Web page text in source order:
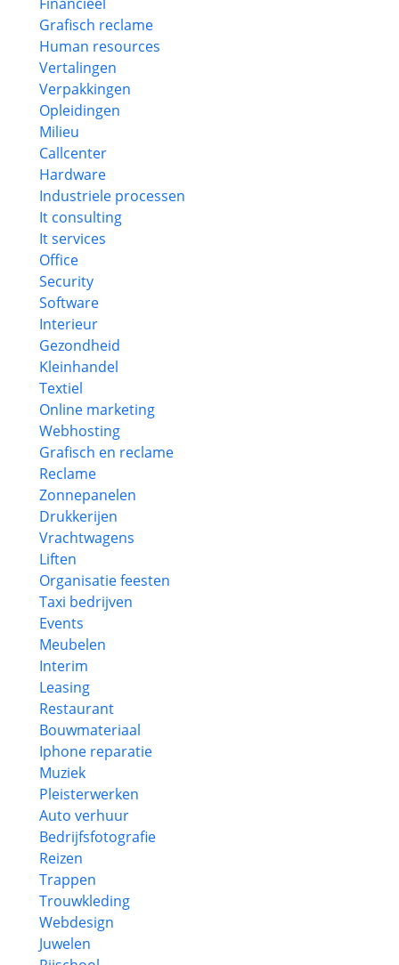
Grafisch reclame
Human resources
Vertalingen
Verpakkingen
Opleidingen
Milieu
Callcenter
Hardware
Industriele processen
It consulting
It services
Office
Security
Software
Interieur
Gezondheid
Kleinhandel
Textiel
Online marketing
Webhosting
Grafisch en reclame
Reclame
Zonnepanelen
Drukkerijen
Vrachtwagens
Liften
Organisatie feesten
Taxi bedrijven
Events
Meubelen
Interim
Leasing
Restaurant
Bouwmateriaal
Iphone reparatie
Muziek
Pleisterwerken
Auto verhuur
Bedrijfsfotografie
Reizen
Trappen
Trouwkleding
Webdesign
Juwelen